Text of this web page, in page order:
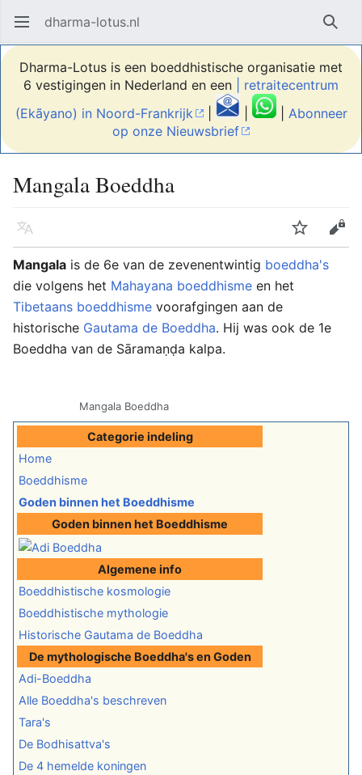
Hoofdmenu openen dharma-lotus.nl
Dharma-Lotus is een boeddhistische organisatie met
6 vestigingen in Nederland en een
| retraitecentrum
(Ekãyano) in Noord-Frankrijk
| | Abonneer
op onze Nieuwsbrief
Mangala Boeddha
Taal Volgen
Bewerken
Mangala is de 6e van de zevenentwintig boeddha's
die volgens het Mahayana boeddhisme en het
Tibetaans boeddhisme voorafgingen aan de
historische Gautama de Boeddha. Hij was ook de 1e
Boeddha van de Sāramaṇḍa kalpa.
Mangala Boeddha
Categorie indeling
Home
Boeddhisme
Goden binnen het Boeddhisme
Goden binnen het Boeddhisme
Algemene info
Boeddhistische kosmologie
Boeddhistische mythologie
Historische Gautama de Boeddha
De mythologische Boeddha's en Goden
Adi-Boeddha
Alle Boeddha's beschreven
Tara's
De Bodhisattva's
De 4 hemelde koningen